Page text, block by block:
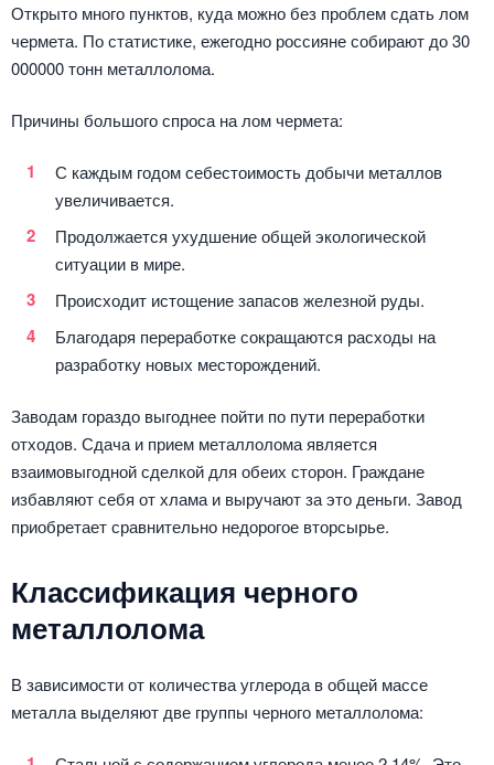
Открыто много пунктов, куда можно без проблем сдать лом
чермета. По статистике, ежегодно россияне собирают до 30
000000 тонн металлолома.
Причины большого спроса на лом чермета:
С каждым годом себестоимость добычи металлов
увеличивается.
Продолжается ухудшение общей экологической
ситуации в мире.
Происходит истощение запасов железной руды.
Благодаря переработке сокращаются расходы на
разработку новых месторождений.
Заводам гораздо выгоднее пойти по пути переработки
отходов. Сдача и прием металлолома является
взаимовыгодной сделкой для обеих сторон. Граждане
избавляют себя от хлама и выручают за это деньги. Завод
приобретает сравнительно недорогое вторсырье.
Классификация черного
металлолома
В зависимости от количества углерода в общей массе
металла выделяют две группы черного металлолома: